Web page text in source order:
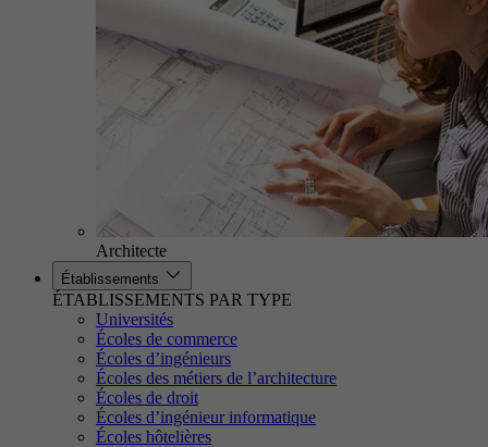
Architecte
Établissements
ÉTABLISSEMENTS PAR TYPE
Universités
Écoles de commerce
Écoles d’ingénieurs
Écoles des métiers de l’architecture
Écoles de droit
Écoles d’ingénieur informatique
Écoles hôtelières